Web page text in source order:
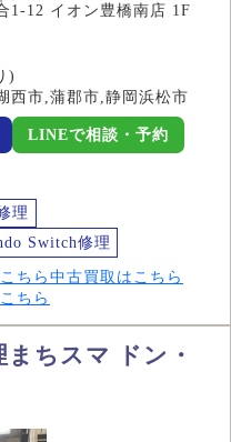
1-12 イオン豊橋南店 1F
)
西市,蒲郡市,静岡浜松市
LINEで相談・予約
理
Switch修理
ちら 中古買取はこちら
ちら
ちスマ ドン・